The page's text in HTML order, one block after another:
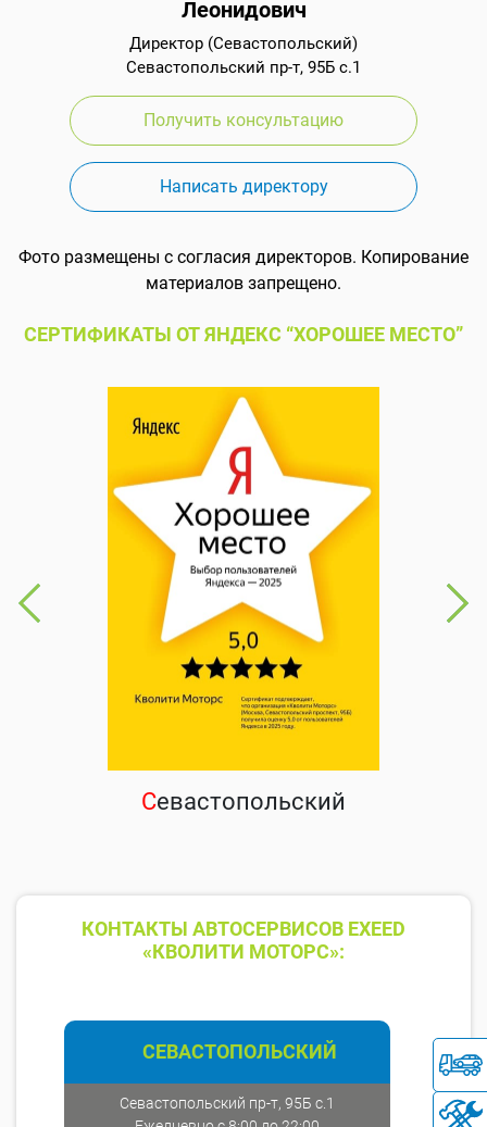
Леонидович
Директор (Севастопольский)
Севастопольский пр-т, 95Б с.1
Получить консультацию
Написать директору
Фото размещены с согласия директоров. Копирование
материалов запрещено.
СЕРТИФИКАТЫ ОТ ЯНДЕКС “ХОРОШЕЕ МЕСТО”
Севастопольский
КОНТАКТЫ АВТОСЕРВИСОВ EXEED
«КВОЛИТИ МОТОРС»:
СЕВАСТОПОЛЬСКИЙ
Севастопольский пр-т, 95Б с.1